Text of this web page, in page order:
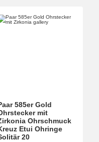
585er Gold
mit
Ohrschmuck
Etui Ohringe
20